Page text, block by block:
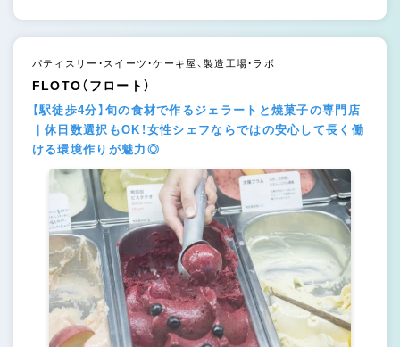
パティスリー・スイーツ・ケーキ屋、製造工場・ラボ
FLOTO（フロート）
【駅徒歩4分】旬の食材で作るジェラートと焼菓子の専門店
｜休日数選択もOK！女性シェフならではの安心して長く働
ける環境作りが魅力◎